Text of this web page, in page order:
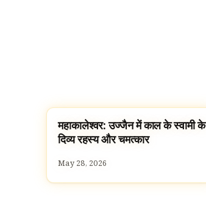
TEMPLES
महाकालेश्वर: उज्जैन में काल के स्वामी के
दिव्य रहस्य और चमत्कार
May 28, 2026